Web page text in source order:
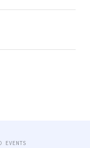
EVENTS